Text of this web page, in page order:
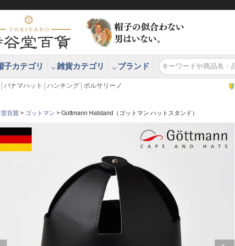
子カテゴリ 雑貨カテゴリ ブランド
パナマハット ハンチング ボルサリーノ
百貨 ゴットマン Gottmann Hatstand（ゴットマン ハットスタンド）